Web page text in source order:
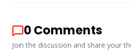
0Comments
Join the discussion and share your